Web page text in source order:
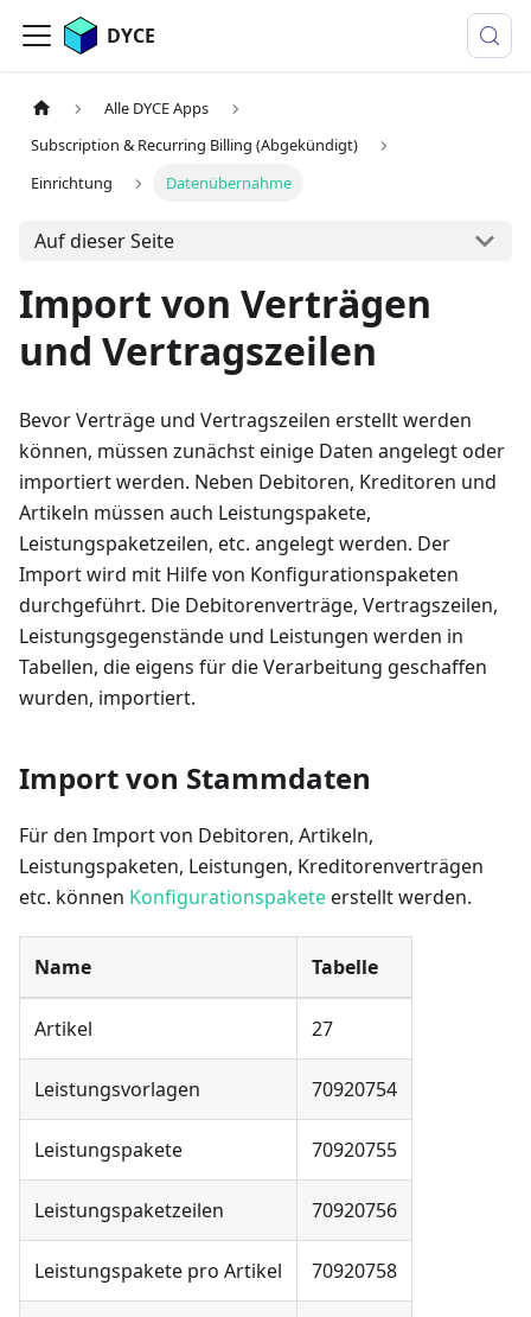
DYCE
Alle DYCE Apps
Subscription & Recurring Billing (Abgekündigt)
Einrichtung
Datenübernahme
Auf dieser Seite
Import von Verträgen
und Vertragszeilen
Bevor Verträge und Vertragszeilen erstellt werden
können, müssen zunächst einige Daten angelegt oder
importiert werden. Neben Debitoren, Kreditoren und
Artikeln müssen auch Leistungspakete,
Leistungspaketzeilen, etc. angelegt werden. Der
Import wird mit Hilfe von Konfigurationspaketen
durchgeführt. Die Debitorenverträge, Vertragszeilen,
Leistungsgegenstände und Leistungen werden in
Tabellen, die eigens für die Verarbeitung geschaffen
wurden, importiert.
Import von Stammdaten
Für den Import von Debitoren, Artikeln,
Leistungspaketen, Leistungen, Kreditorenverträgen
etc. können Konfigurationspaketeerstellt werden.
Name Tabelle
Artikel 27
Leistungsvorlagen 70920754
Leistungspakete 70920755
Leistungspaketzeilen 70920756
Leistungspakete pro Artikel 70920758